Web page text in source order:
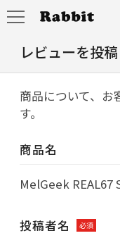
レビューを投稿
商品について、お
す。
商品名
MelGeek
投稿者名 必須